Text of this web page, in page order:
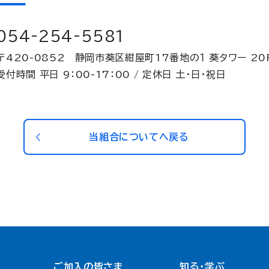
254-5581
420-0852 静岡市葵区紺屋町17番地の１ 葵タワー
付時間 平日 9：00-17：00 / 定休日 土・日・祝日
当組合についてへ戻る
ご加入の皆さま 知る・学ぶ